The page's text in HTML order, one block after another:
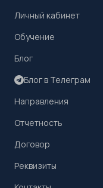
Личный кабинет
Обучение
Блог
Блог в Телеграм
Направления
Отчетность
Договор
Реквизиты